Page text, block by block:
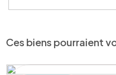
Ces biens pourraient